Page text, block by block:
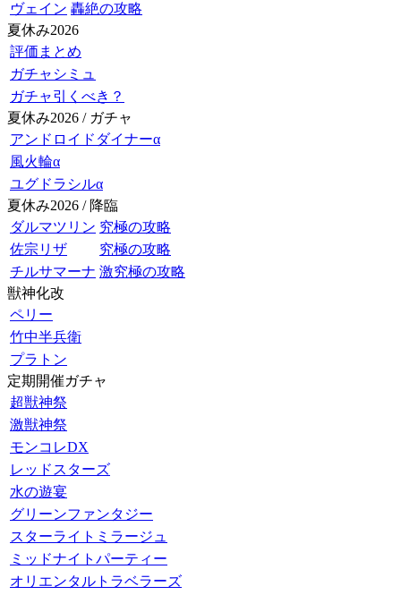
ヴェイン 轟絶の攻略
夏休み2026
評価まとめ
ガチャシミュ
ガチャ引くべき？
夏休み2026 / ガチャ
アンドロイドダイナーα
風火輪α
ユグドラシルα
夏休み2026 / 降臨
ダルマツリン 究極の攻略
佐宗リザ
究極の攻略
チルサマーナ 激究極の攻略
獣神化改
ペリー
竹中半兵衛
プラトン
定期開催ガチャ
超獣神祭
激獣神祭
モンコレDX
レッドスターズ
水の遊宴
グリーンファンタジー
スターライトミラージュ
ミッドナイトパーティー
オリエンタルトラベラーズ